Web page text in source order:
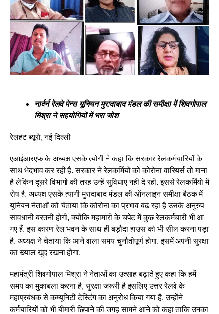
नार्दर्न रेलवे मेन्स यूनियन मुरादाबाद मंडल की समीक्षा में शिवगोपाल
मिश्रा ने सहयोगियों में भरा जोश
रेलहंट ब्यूरो, नई दिल्ली
एआईआरएफ के अध्यक्ष एसके त्योगी ने कहा कि सरकार रेलकर्मचारियों के
साथ भेदभाव कर रही है. सरकार ने रेलकर्मियों को कोरोना वारियर्स तो माना
है लेकिन दूसरे विभागों की तरह उन्हें सुविधाएं नहीं दे रही. इससे रेलकर्मियो में
रोष है. अध्यक्ष एसके त्यागी मुरादाबाद मंडल की ऑनलाइन समीक्षा बैठक में
यूनियन नेताओं को चेताया कि कोरोना का प्रभाव बढ़ रहा है उसके अनुरुप
सावधानी बरतनी होगी, क्योंकि महामारी के चपेट में कुछ रेलकर्मचारी भी आ
गए हैं. इस कारण रेल भवन के साथ ही बड़ौदा हाउस को भी सील करना पड़ा
है. अध्यक्ष ने चेताया कि आने वाला समय चुनौतीपूर्ण होगा. इसमें अपनी सुरक्षा
का ख्याल खुद रखना होगा.
महामंत्री शिवगोपाल मिश्रा ने नेताओं का उत्साह बढ़ाते हुए कहा कि हमें
समय का मुकाबला करना है, सुरक्षा जरूरी है इसलिए उत्तर रेलवे के
महाप्रबंधक से कम्यूनिटी टेस्टिंग का अनुरोध किया गया है. उन्होंने
कर्मचारियों को भी बीमारी छिपाने की जगह सामने आने को कहा ताकि उनका